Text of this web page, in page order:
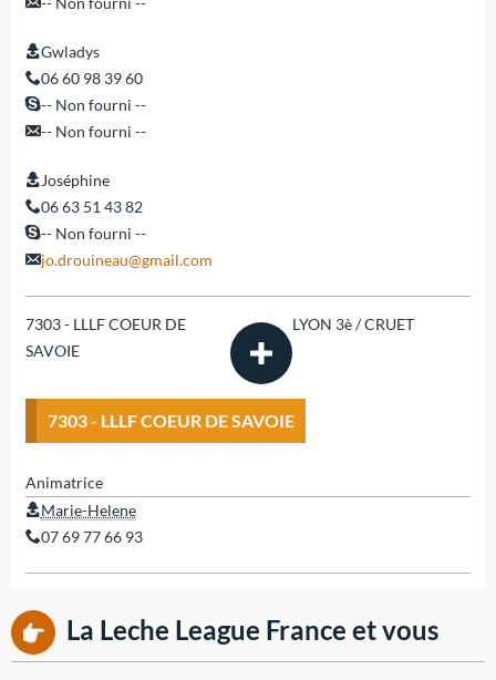
Gwladys
06 60 98 39 60
-- Non fourni --
-- Non fourni --
Joséphine
06 63 51 43 82
-- Non fourni --
jo.drouineau@gmail.com
7303 - LLLF COEUR DE
SAVOIE
LYON 3è / CRUET
7303 - LLLF COEUR DE SAVOIE
Animatrice
Marie-Helene
07 69 77 66 93
La Leche League France et vous